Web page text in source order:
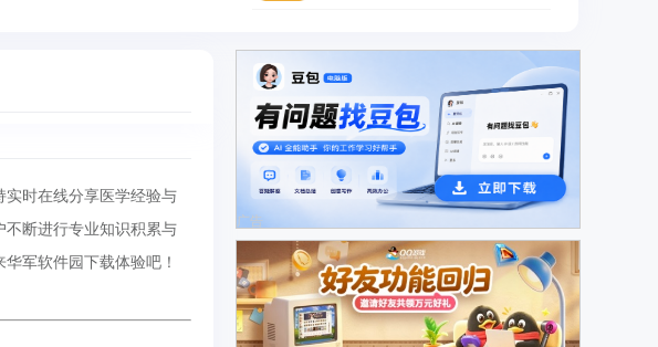
实时在线分享医学经验与
断进行专业知识积累与
军软件园下载体验吧！
广告